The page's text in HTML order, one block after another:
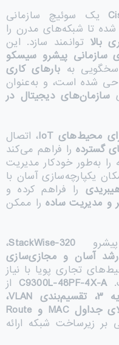
یک سوئیچ سازمانی
تا شبکه‌های مدرن را
بالا توانمند سازد. این
سازمانی پیشرو سیسکو
به بارهای کاری
شده است، و به‌عنوان
سازمان‌های دیجیتال در
محیط‌های
، اتصال
گسترده را فراهم می‌کند
را به‌طور خودکار مدیریت
یکپارچه‌سازی آسان با
را فراهم کرده و
و مدیریت ساده را ممکن
StackWise-320،
رشد آسان و مجازی‌سازی
تجاری پویا با نیاز
C9300L-48PF-4X-A از
۳، تقسیم‌بندی
،
جداول MAC و Route
بر زیرساخت شبکه ارائه